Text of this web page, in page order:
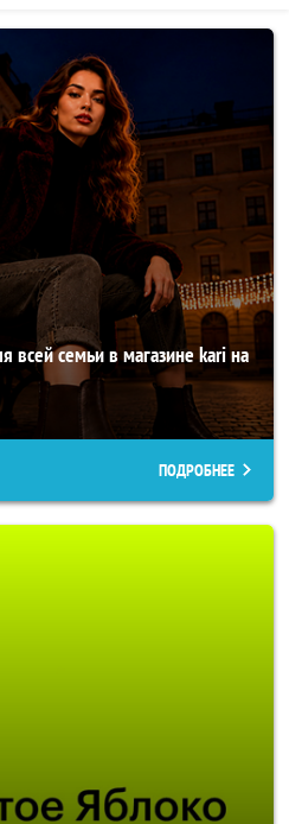
всей семьи в магазине kari на
ПОДРОБНЕЕ